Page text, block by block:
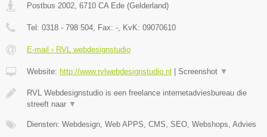
Postbus 2002 6710 CA Ede (Gelderland)
Tel: 0318 - 798 504 , Fax: - , KvK: 09070610
E-mail › RVL webdesignstudio
Website: http://www.rvlwebdesignstudio.nl Screenshot ▼
RVL Webdesignstudio is een freelance internetadviesbureau die
streeft naar ▼
Diensten: Webdesign, Web APPS, CMS, SEO, Webshops, Advies